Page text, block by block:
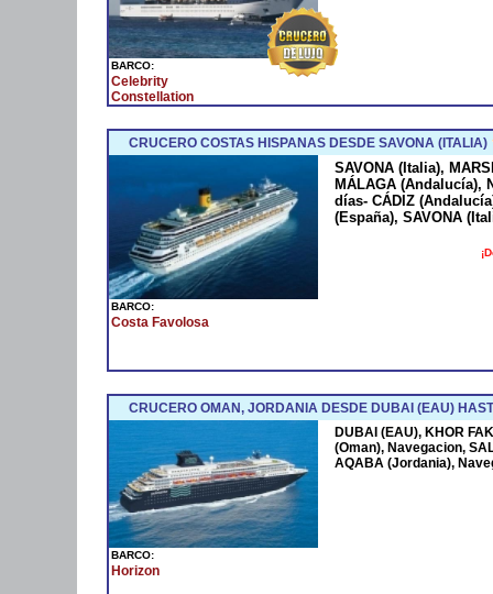
BARCO:
Celebrity
Constellation
CRUCERO COSTAS HISPANAS DESDE SAVONA (ITALIA)
BARCO:
Costa Favolosa
SAVONA (Italia),
MÁLAGA (Andalucía),
días- CÁDIZ
(España), SAVONA
CRUCERO OMAN, JORDANIA DESDE DUBAI (EAU)
BARCO:
Horizon
DUBAI (EAU), KHOR
(Oman), Navegacion,
AQABA (Jordania),